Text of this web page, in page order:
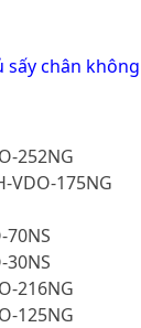
sấy chân không
252NG
VDO-175NG
216NG
125NG